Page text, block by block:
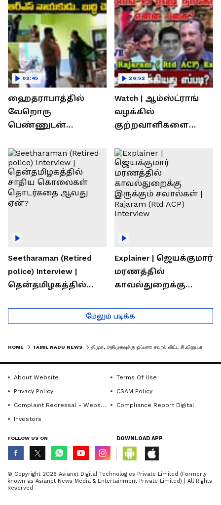
ஹைதராபாத்தில்
வேறொரு
பெண்ணுடன்
தலைவரை மடக்கி
பிடித்த மனைவி
02:45
Watch | ஆம்ஸ்ட்ராங்
வழக்கில்
குற்றவாளிகளை
காவல்துறை? / Rajaram
Rtd ACP Interview
26:52
Seetharaman (Retired
police) Interview |
தென்தமிழகத்தில்
தொடர்கதை ஆவது
ஏன்?
Explainer | ஜெயக்குமார்
மரணத்தில்
காவல்துறைக்கு
Rajaram (Rtd ACP)
Interview
மேலும் படிக்க
HOME TAMIL NADU NEWS
About Website
Terms Of Use
Privacy Policy
CSAM Policy
Complaint Redressal - Website
Compliance Report Digital
Investors
FOLLOW US ON DOWNLOAD APP
© Copyright 2026 Asianxt Digital Technologies Private Limited (Formerly
known as Asianet News Media & Entertainment Private Limited) | All Rights
Reserved